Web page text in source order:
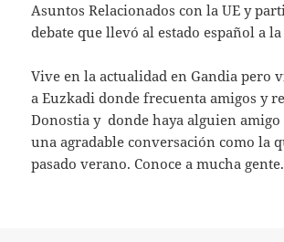
Asuntos Relacionados con la UE y
debate que llevó al estado español a la
Vive en la actualidad en Gandia pero
a Euzkadi donde frecuenta amigos y
Donostia y donde haya alguien
una agradable conversación como la
pasado verano. Conoce a mucha gente.